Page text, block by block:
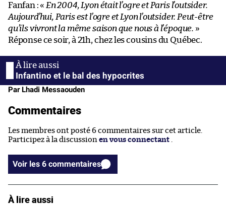
Fanfan : « En 2004, Lyon était l’ogre et Paris l’outsider.
Aujourd’hui, Paris est l’ogre et Lyon l’outsider. Peut-être
qu’ils vivront la même saison que nous à l’époque. »
Réponse ce soir, à 21h, chez les cousins du Québec.
Infantino et le bal des hypocrites
Par Lhadi Messaouden
Commentaires
Les membres ont posté 6 commentaires sur cet article.
Participez à la discussion en vous connectant
Voir les 6 commentaires
À lire aussi